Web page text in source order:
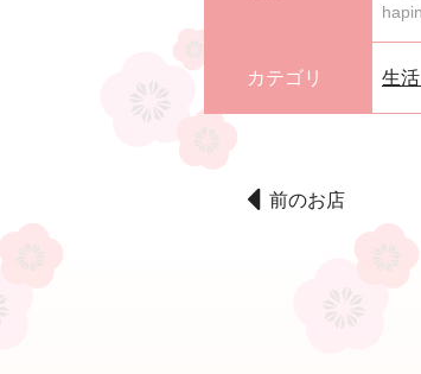
カテゴリ 生
前のお店